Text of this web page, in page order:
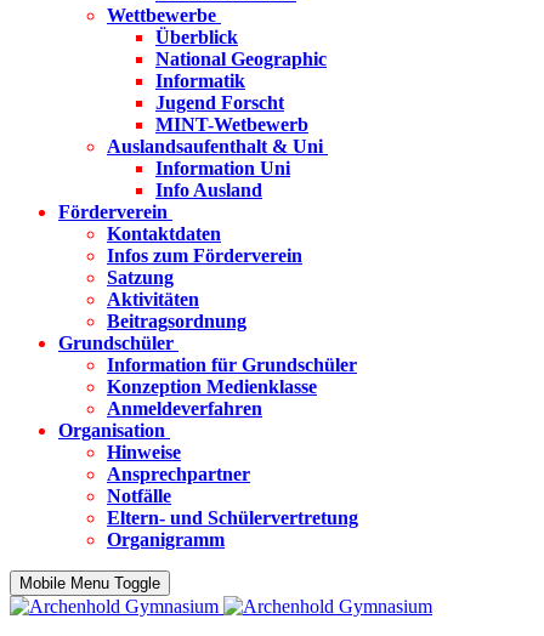
Wettbewerbe
Überblick
National Geographic
Informatik
Jugend Forscht
MINT-Wetbewerb
Auslandsaufenthalt & Uni
Information Uni
Info Ausland
Förderverein
Kontaktdaten
Infos zum Förderverein
Satzung
Aktivitäten
Beitragsordnung
Grundschüler
Information für Grundschüler
Konzeption Medienklasse
Anmeldeverfahren
Organisation
Hinweise
Ansprechpartner
Notfälle
Eltern- und Schülervertretung
Organigramm
Mobile Menu Toggle